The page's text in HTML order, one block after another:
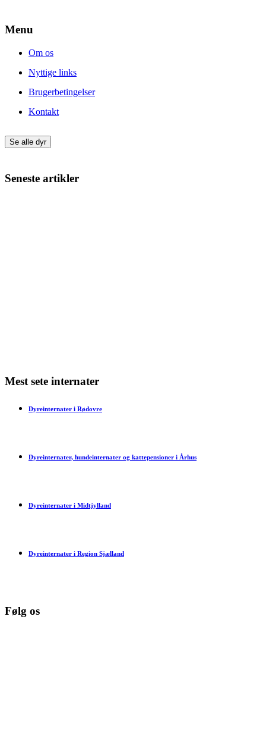
Menu
Om os
Nyttige links
Brugerbetingelser
Kontakt
Se alle dyr
Seneste artikler
Mest sete internater
Dyreinternater i Rødovre
Dyreinternater, hundeinternater og kattepensioner i Århus
Dyreinternater i Midtjylland
Dyreinternater i Region Sjælland
Følg os